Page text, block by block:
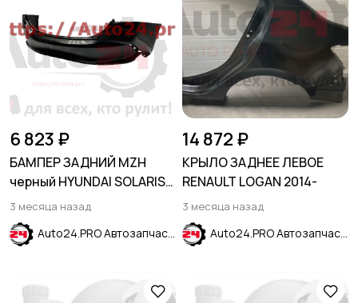
6 823 ₽
БАМПЕР ЗАДНИЙ MZH
черный HYUNDAI SOLARIS
2020-2024
3 месяца назад
Auto24.PRO Автозапчасти
14 872 ₽
КРЫЛО ЗАДНЕЕ ЛЕВОЕ
RENAULT LOGAN 2014-
3 месяца назад
Auto24.PRO Автозапчасти